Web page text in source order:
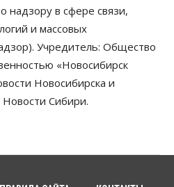
выдали исполнительные
рублей
Общество
интеллект предлагают
новых лекарств в
надзору в сфере связи,
и массовых
Учредитель: Общество
«Новосибирск
Новосибирска и
Новости Сибири.